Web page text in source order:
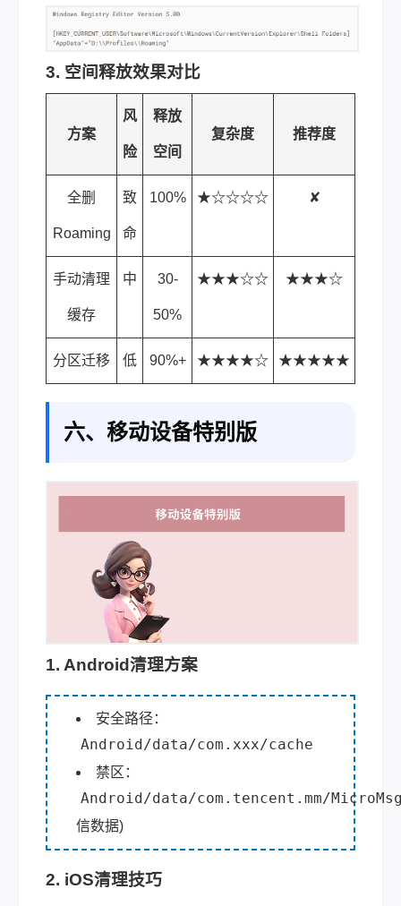
3. 空间释放效果对比
方案
风
险
释放
空间
复杂度 推荐度
全删
Roaming
致
命
100% ★☆☆☆☆ ✘
手动清理
缓存
中 30-
50%
★★★☆☆ ★★★☆
分区迁移 低 90%+ ★★★★☆ ★★★★★
六、移动设备特别版
1. Android清理方案
安全路径：
Android/data/com.xxx/cache
禁区：
Android/data/com.tencent.mm/
信数据)
2. iOS清理技巧